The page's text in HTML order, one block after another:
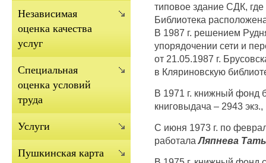
типовое здание СДК,
Библиотека
В 1987 г. решением
упорядочении сети и
от 21.05.1987 г.
в Кляриновскую
В 1971 г. книжный фонд
книговыдача – 2943
С июня 1973 г. по
работала Ляпнева
Независимая
оценка качества
услуг
Cпециальная
оценка условий
труда
Услуги
Пушкинская карта